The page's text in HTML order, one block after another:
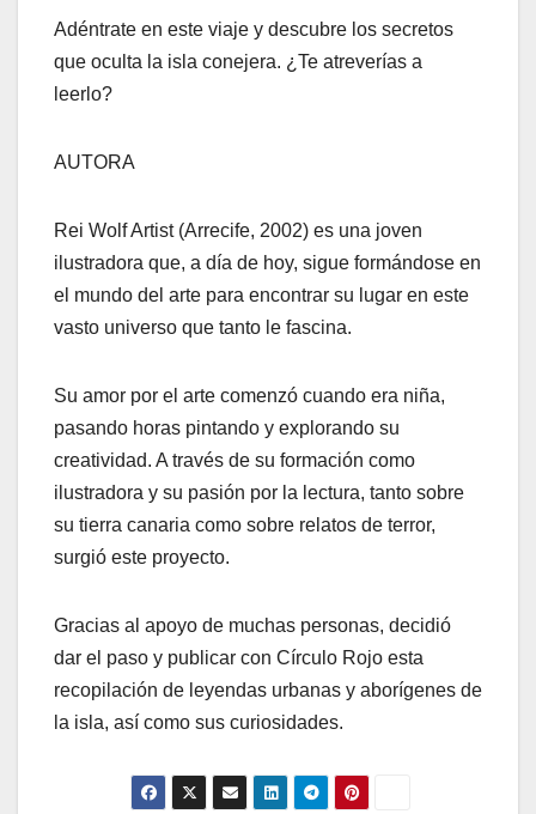
Adéntrate en este viaje y descubre los secretos
que oculta la isla conejera. ¿Te atreverías a
leerlo?
AUTORA
Rei Wolf Artist (Arrecife, 2002) es una joven
ilustradora que, a día de hoy, sigue formándose en
el mundo del arte para encontrar su lugar en este
vasto universo que tanto le fascina.
Su amor por el arte comenzó cuando era niña,
pasando horas pintando y explorando su
creatividad. A través de su formación como
ilustradora y su pasión por la lectura, tanto sobre
su tierra canaria como sobre relatos de terror,
surgió este proyecto.
Gracias al apoyo de muchas personas, decidió
dar el paso y publicar con Círculo Rojo esta
recopilación de leyendas urbanas y aborígenes de
la isla, así como sus curiosidades.